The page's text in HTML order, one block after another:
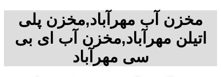
مخزن آب مهرآباد,مخزن پلی
اتیلن مهرآباد,مخزن آب ای بی
سی مهرآباد